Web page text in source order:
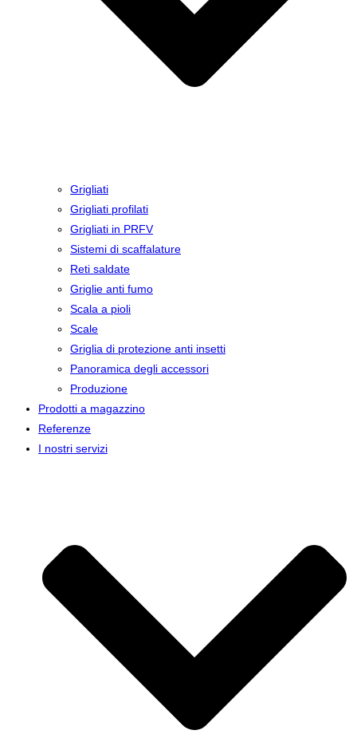
Grigliati
Grigliati profilati
Grigliati in PRFV
Sistemi di scaffalature
Reti saldate
Griglie anti fumo
Scala a pioli
Scale
Griglia di protezione anti insetti
Panoramica degli accessori
Produzione
Prodotti a magazzino
Referenze
I nostri servizi